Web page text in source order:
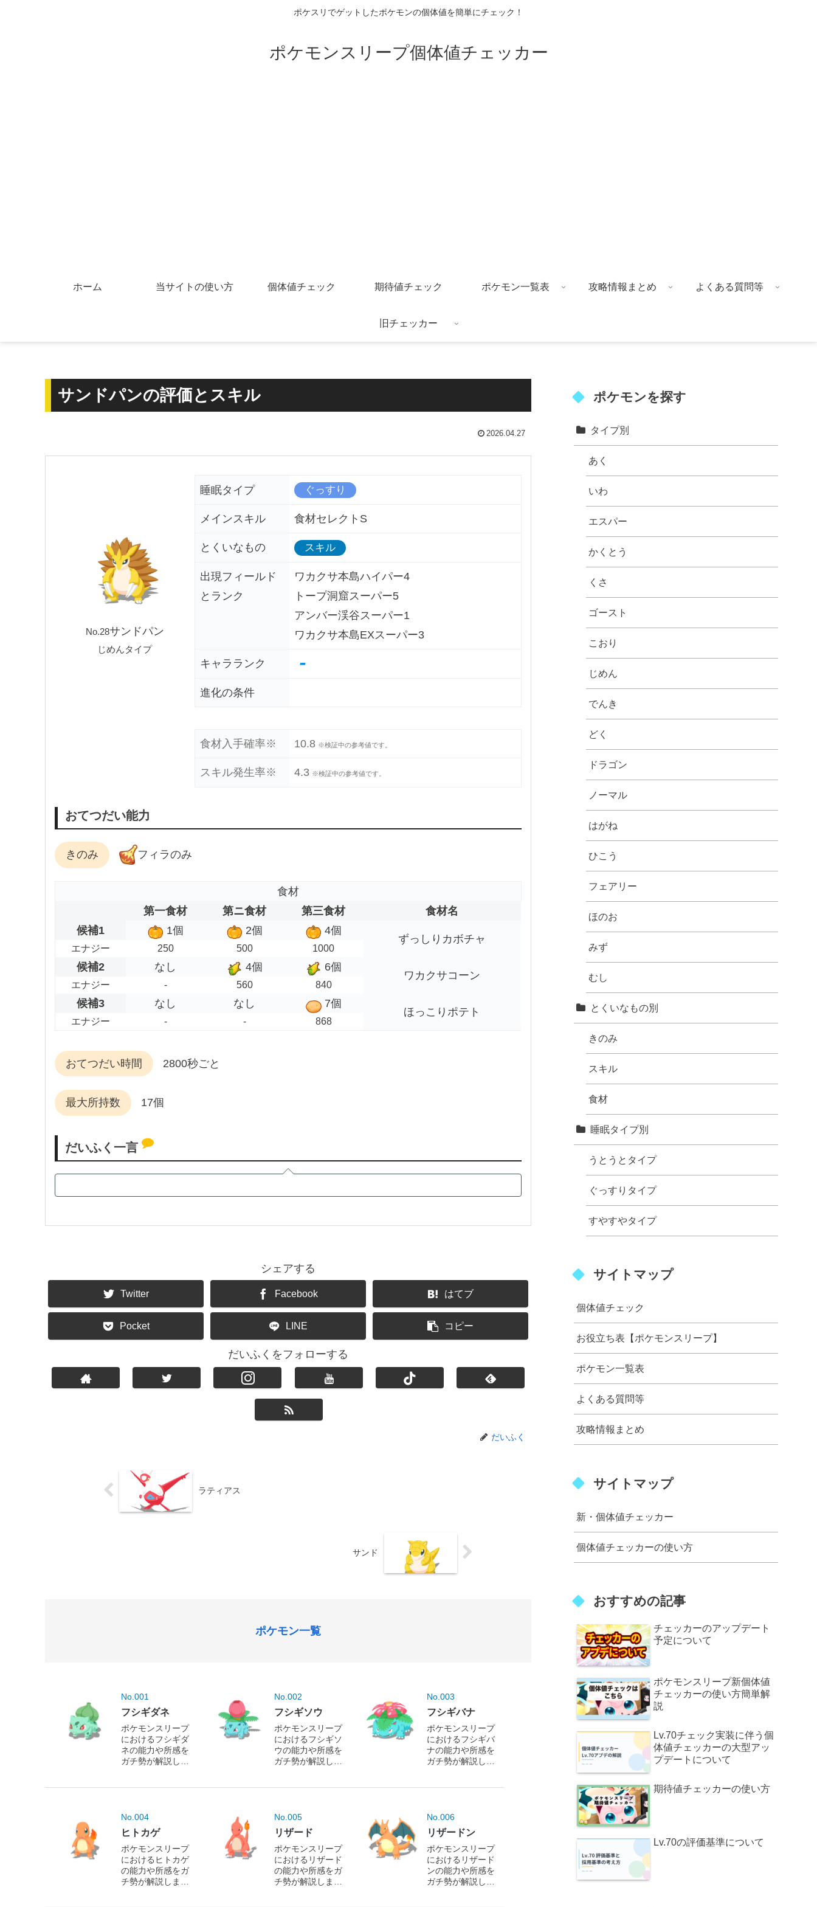
ポケスリでゲットしたポケモンの個体値を簡単にチェック！
ポケモンスリープ個体値チェッカー
ホーム 当サイトの使い方 個体値チェック 期待値チェック ポケモン一覧表 攻略情報まとめ よくある質問等
旧チェッカー
サンドパンの評価とスキル
2026.04.27
No.28サンドパン
じめんタイプ
睡眠タイプ ぐっすり
メインスキル 食材セレクトS
とくいなもの スキル
出現フィールド
とランク
ワカクサ本島ハイパー4
トープ洞窟スーパー5
アンバー渓谷スーパー1
ワカクサ本島EXスーパー3
キャラランク -
進化の条件
食材入手確率※ 10.8 ※検証中の参考値です。
スキル発生率※ 4.3 ※検証中の参考値です。
おてつだい能力
きのみ フィラのみ
食材
第一食材
第ニ食材 第三食材
食材名
候補1
1個 2個 4個
ずっしりカボチャ
エナジー 250 500 1000
候補2 なし 4個 6個
ワカクサコーン
エナジー - 560 840
候補3 なし なし 7個
ほっこりポテト
エナジー - - 868
おてつだい時間 2800秒ごと
最大所持数 17個
だいふく一言
シェアする
Twitter Facebook はてブ
Pocket LINE コピー
だいふくをフォローする
だいふく
ラティアス
サンド
ポケモン一覧
No.001
フシギダネ
ポケモンスリープ
におけるフシギダ
ネの能力や所感を
ガチ勢が解説しま
No.002
フシギソウ
ポケモンスリープ
におけるフシギソ
ウの能力や所感を
ガチ勢が解説しま
No.003
フシギバナ
ポケモンスリープ
におけるフシギバ
ナの能力や所感を
ガチ勢が解説しま
No.004
ヒトカゲ
ポケモンスリープ
におけるヒトカゲ
の能力や所感をガ
チ勢が解説しま
No.005
リザード
ポケモンスリープ
におけるリザード
の能力や所感をガ
チ勢が解説しま
No.006
リザードン
ポケモンスリープ
におけるリザード
ンの能力や所感を
ガチ勢が解説しま
ポケモンを探す
タイプ別
あく
いわ
エスパー
かくとう
くさ
ゴースト
こおり
じめん
でんき
どく
ドラゴン
ノーマル
はがね
ひこう
フェアリー
ほのお
みず
むし
とくいなもの別
きのみ
スキル
食材
睡眠タイプ別
うとうとタイプ
ぐっすりタイプ
すやすやタイプ
サイトマップ
個体値チェック
お役立ち表【ポケモンスリープ】
ポケモン一覧表
よくある質問等
攻略情報まとめ
サイトマップ
新・個体値チェッカー
個体値チェッカーの使い方
おすすめの記事
チェッカーのアップデート
予定について
ポケモンスリープ新個体値
チェッカーの使い方簡単解
説
Lv.70チェック実装に伴う個
体値チェッカーの大型アッ
プデートについて
期待値チェッカーの使い方
Lv.70の評価基準について